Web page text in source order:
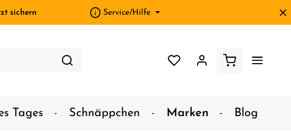
sichern Service/Hilfe
Tages Schnäppchen Marken Blog